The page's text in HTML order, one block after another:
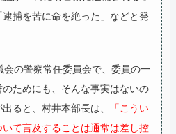
捕を苦に命を絶った」などと発
の警察常任委員会で、委員の一
ためにも、そんな事実はないの
ると、村井本部長は、
「こうい
て言及することは通常は差し控